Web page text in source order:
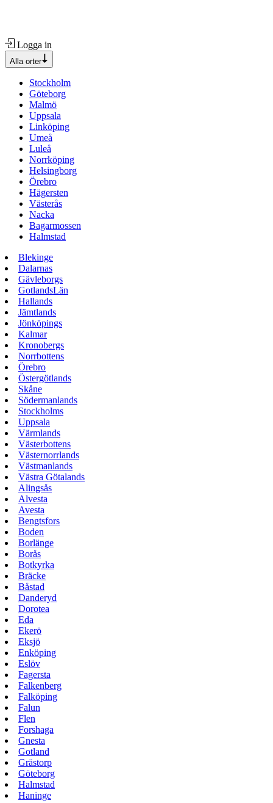
Logga in
Alla orter
Stockholm
Göteborg
Malmö
Uppsala
Linköping
Umeå
Luleå
Norrköping
Helsingborg
Örebro
Hägersten
Västerås
Nacka
Bagarmossen
Halmstad
Blekinge
Dalarnas
Gävleborgs
GotlandsLän
Hallands
Jämtlands
Jönköpings
Kalmar
Kronobergs
Norrbottens
Örebro
Östergötlands
Skåne
Södermanlands
Stockholms
Uppsala
Värmlands
Västerbottens
Västernorrlands
Västmanlands
Västra Götalands
Alingsås
Alvesta
Avesta
Bengtsfors
Boden
Borlänge
Borås
Botkyrka
Bräcke
Båstad
Danderyd
Dorotea
Eda
Ekerö
Eksjö
Enköping
Eslöv
Fagersta
Falkenberg
Falköping
Falun
Flen
Forshaga
Gnesta
Gotland
Grästorp
Göteborg
Halmstad
Haninge